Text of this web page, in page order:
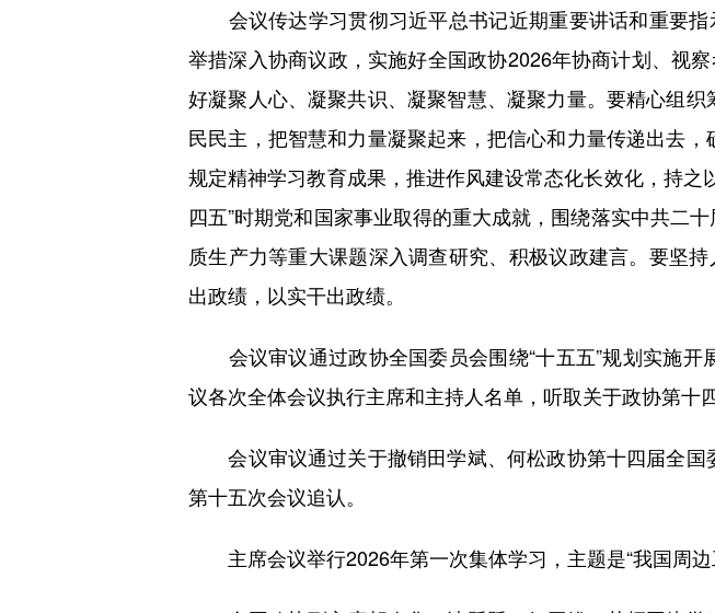
会议传达学习贯彻习近平总书记近期重要讲话和重要指
举措深入协商议政，实施好全国政协2026年协商计划、视
好凝聚人心、凝聚共识、凝聚智慧、凝聚力量。要精心组
民民主，把智慧和力量凝聚起来，把信心和力量传递出去
规定精神学习教育成果，推进作风建设常态化长效化，持
四五”时期党和国家事业取得的重大成就，围绕落实中共二
质生产力等重大课题深入调查研究、积极议政建言。要坚
出政绩，以实干出政绩。
会议审议通过政协全国委员会围绕“十五五”规划实施开
议各次全体会议执行主席和主持人名单，听取关于政协第十
会议审议通过关于撤销田学斌、何松政协第十四届全国
第十五次会议追认。
主席会议举行2026年第一次集体学习，主题是“我国周边